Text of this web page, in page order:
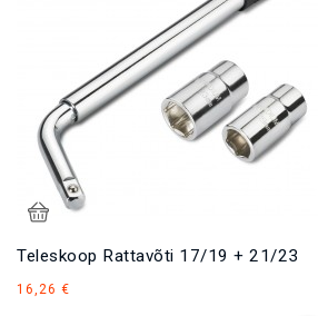
Teleskoop Rattavõti 17/19 + 21/23
16,26 €